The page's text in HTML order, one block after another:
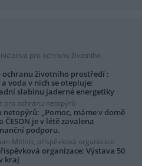
pro ochranu životního
ochranu životního prostředí :
voda v nich se otepluje:
slabinu jaderné energetiky
pro ochranu netopýrů
„Pomoc, máme v domě
je v létě zavalena
podporu.
Mělník, příspěvková organizace
organizace: Výstava 50
kraj